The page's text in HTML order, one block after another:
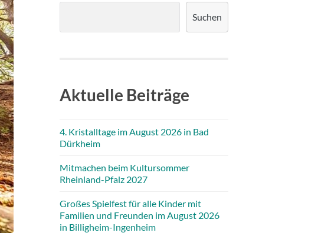
Suchen
Aktuelle Beiträge
4. Kristalltage im August 2026 in Bad
Dürkheim
Mitmachen beim Kultursommer
Rheinland-Pfalz 2027
Großes Spielfest für alle Kinder mit
Familien und Freunden im August 2026
in Billigheim-Ingenheim